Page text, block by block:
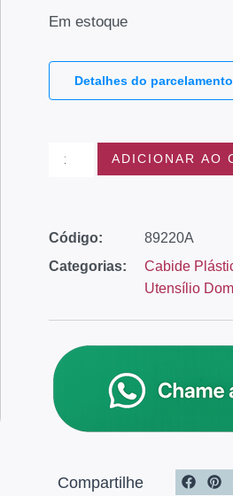
Em estoque
Detalhes do parcelamento
ADICIONAR AO
Código:
89220A
Categorias:
Cabide
Utensílio
Compartilhe